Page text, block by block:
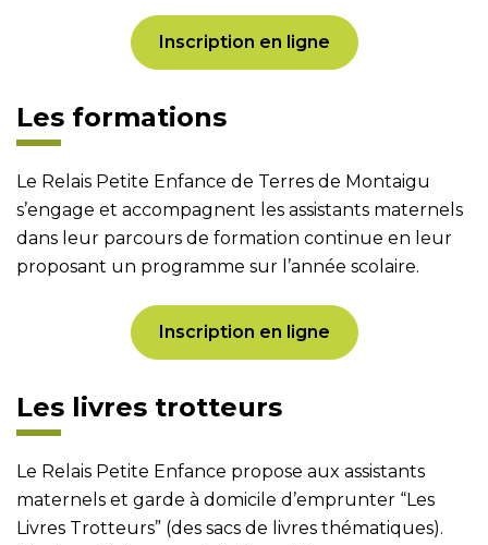
Inscription en ligne
Les formations
Le Relais Petite Enfance de Terres de Montaigu
s’engage et accompagnent les assistants maternels
dans leur parcours de formation continue en leur
proposant un programme sur l’année scolaire.
Inscription en ligne
Les livres trotteurs
Le Relais Petite Enfance propose aux assistants
maternels et garde à domicile d’emprunter “Les
Livres Trotteurs” (des sacs de livres thématiques).